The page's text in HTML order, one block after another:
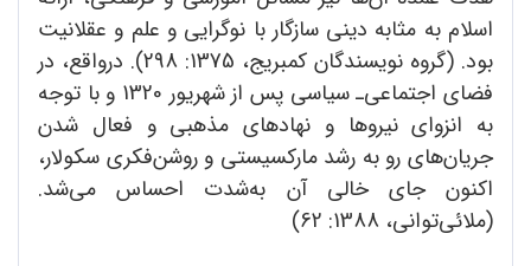
اسلام به مثابه دینی سازگار با نوگرایی و علم و عقلانیت
بود. (گروه نویسندگان کمبریج، 1375: 298). درواقع، در
فضای اجتماعی‌ـ سیاسی پس از شهریور 1320 و با توجه
به انزوای نیروها و نهادهای مذهبی و فعال شدن
جریان‌های رو به رشد مارکسیستی و روشن‌فکری سکولار،
اکنون جای خالی آن به‌شدت احساس می‌شد.
(ملائی‌توانی، 1388: 62)